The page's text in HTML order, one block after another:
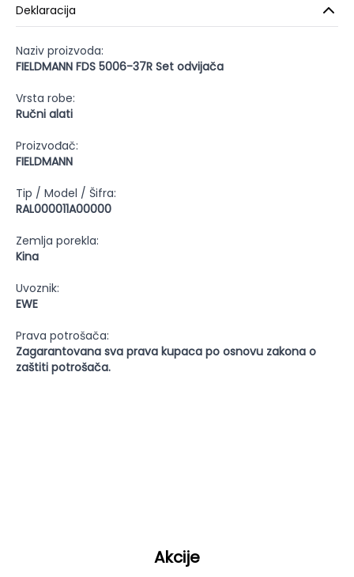
Deklaracija
Naziv proizvoda:
FIELDMANN FDS 5006-37R Set odvijača
Vrsta robe:
Ručni alati
Proizvođač:
FIELDMANN
Tip / Model / Šifra:
RAL000011A00000
Zemlja porekla:
Kina
Uvoznik:
EWE
Prava potrošača:
Zagarantovana sva prava kupaca po osnovu zakona o
zaštiti potrošača.
Akcije